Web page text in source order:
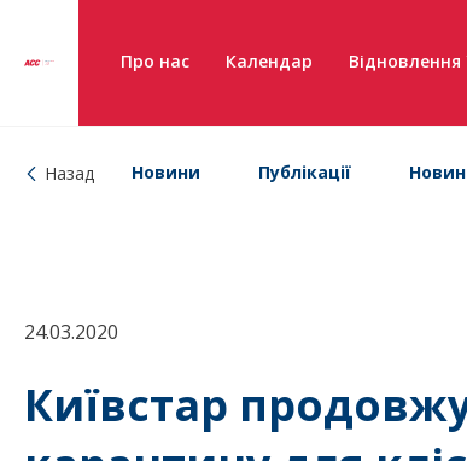
Про нас Календар Відновлення
Назад Новини Публікації
24.03.2020
Київстар